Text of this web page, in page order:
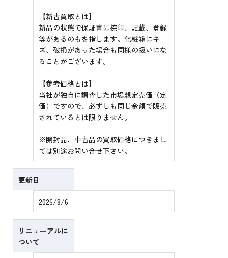
【新古買取とは】
新品の状態で保証書に捺印、記載、登録
等があるのもを指します。化粧箱にキ
ズ、破損があった場合も同様の扱いにな
ることがございます。
【参考価格とは】
当社が独自に調査した市場想定売価（定
価）ですので、必ずしも同じ金額で販売
されているとは限りません。
※開封品、中古品の買取価格につきまし
ては別途お問い合せ下さい。
更新日
2026/8/6
リニューアルに
ついて